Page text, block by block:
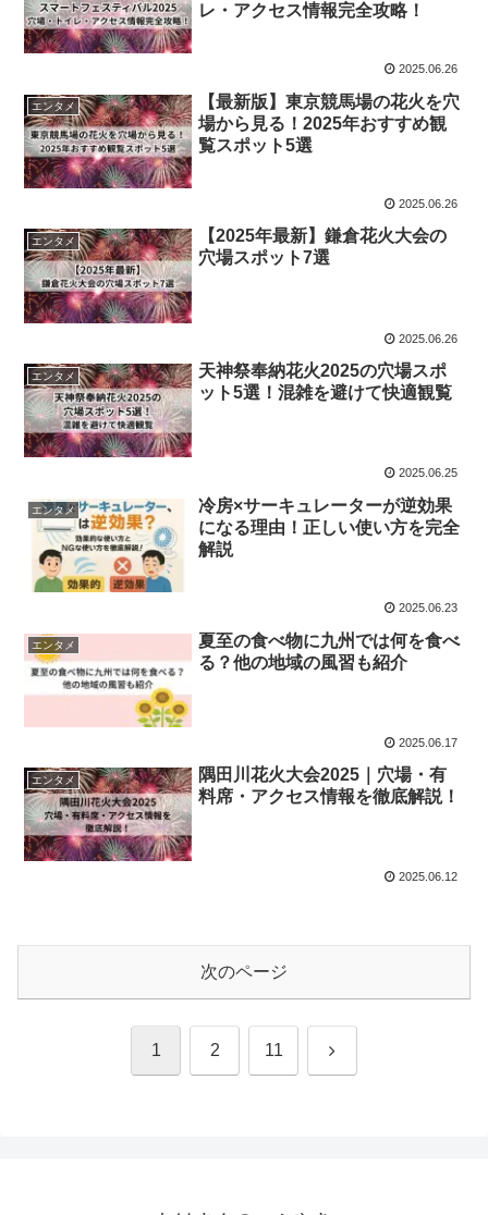
レ・アクセス情報完全攻略！
2025.06.26
エンタメ
【最新版】東京競馬場の花火を穴
場から見る！2025年おすすめ観
覧スポット5選
2025.06.26
エンタメ
【2025年最新】鎌倉花火大会の
穴場スポット7選
2025.06.26
エンタメ
天神祭奉納花火2025の穴場スポ
ット5選！混雑を避けて快適観覧
2025.06.25
エンタメ
冷房×サーキュレーターが逆効果
になる理由！正しい使い方を完全
解説
2025.06.23
エンタメ
夏至の食べ物に九州では何を食べ
る？他の地域の風習も紹介
2025.06.17
エンタメ
隅田川花火大会2025｜穴場・有
料席・アクセス情報を徹底解説！
2025.06.12
次のページ
1 2 11 次